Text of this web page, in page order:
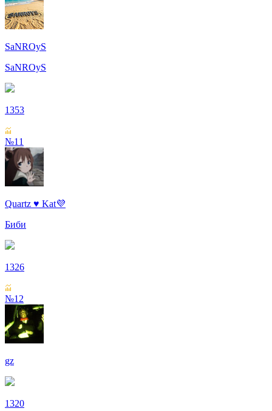
SaNROyS
SaNROyS
1353
№11
Quartz ♥ Kat💜
Биби
1326
№12
gz
1320